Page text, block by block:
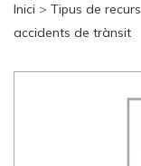
Inici > Tipus de recurs
accidents de trànsit